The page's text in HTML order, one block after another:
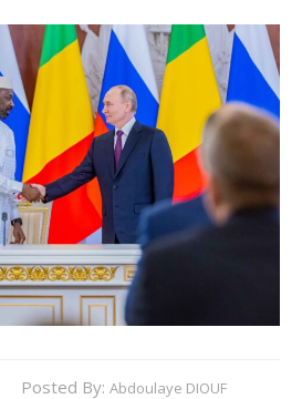
Posted By: Abdoulaye DIOUF